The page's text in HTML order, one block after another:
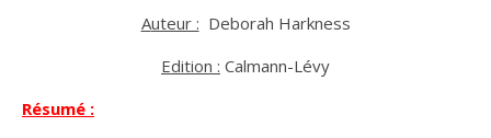
Auteur : Deborah Harkness
Edition : Calmann-Lévy
Résumé :